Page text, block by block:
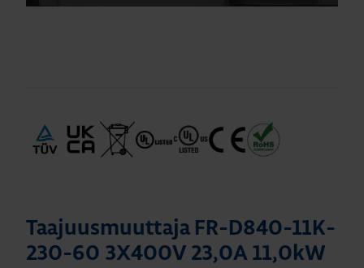
Taajuusmuuttaja FR-D840-11K-
230-60 3X400V 23,0A 11,0kW